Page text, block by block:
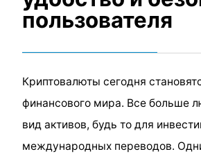
пользователя
Криптовалюты сегодня
финансового мира. Все больше
вид активов, будь то для
международных переводов.